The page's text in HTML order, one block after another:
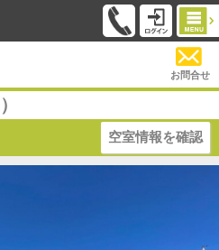
お問合せ
空室情報を確認